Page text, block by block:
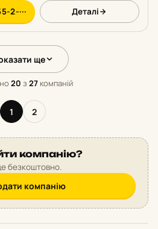
2-··· Деталі
ще
20 з 27 компаній
1 2
компанію?
безкоштовно.
компанію